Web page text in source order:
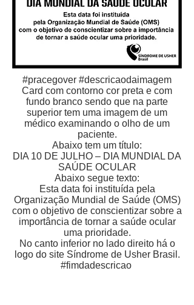
#pracegover #descricaodaimagem
Card com contorno cor preta e com
fundo branco sendo que na parte
superior tem uma imagem de um
médico examinando o olho de um
paciente.
Abaixo tem um título:
DIA 10 DE JULHO – DIA MUNDIAL DA
SAÚDE OCULAR
Abaixo segue texto:
Esta data foi instituída pela
Organização Mundial de Saúde (OMS)
com o objetivo de conscientizar sobre a
importância de tornar a saúde ocular
uma prioridade.
No canto inferior no lado direito há o
logo do site Síndrome de Usher Brasil.
#fimdadescricao